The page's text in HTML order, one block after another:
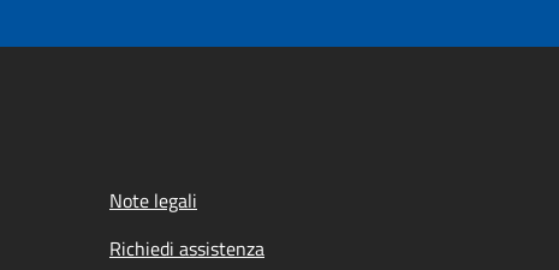
Note legali
Richiedi assistenza